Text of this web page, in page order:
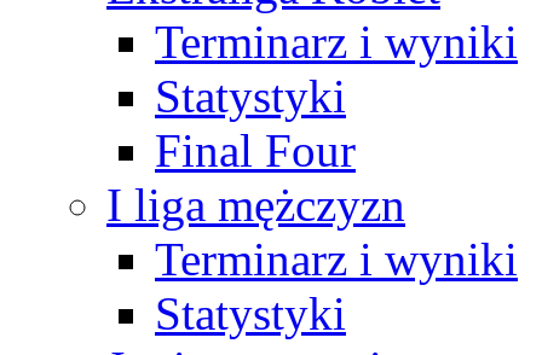
Terminarz i wyniki
Statystyki
Final Four
I liga mężczyzn
Terminarz i wyniki
Statystyki